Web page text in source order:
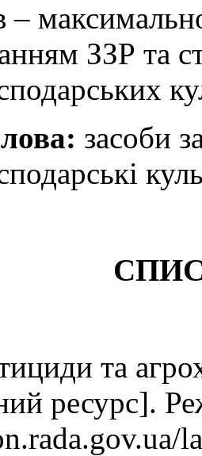
–
ЗЗР та
засоби
та
ресурс].